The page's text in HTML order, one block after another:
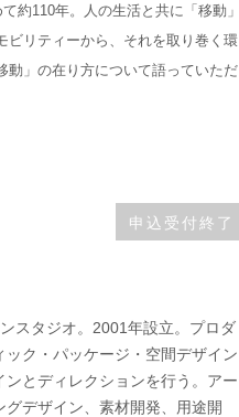
約110年。人の生活と共に「移動」
ビリティーから、それを取り巻く環
動」の在り方について語っていただ
申込受付終了
スタジオ。2001年設立。プロダ
ク・パッケージ・空間デザイン
とディレクションを行う。アー
グデザイン、素材開発、用途開